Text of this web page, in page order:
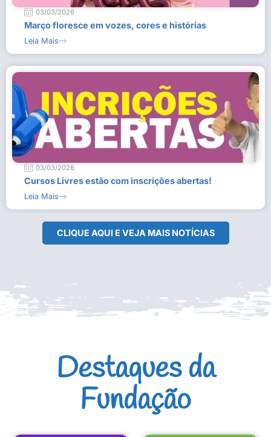
03/03/2026
Março floresce em vozes, cores e histórias
Leia Mais
03/03/2026
Cursos Livres estão com inscrições abertas!
Leia Mais
CLIQUE AQUI E VEJA MAIS NOTÍCIAS
Destaques da
Fundação